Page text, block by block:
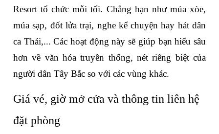
Resort tổ chức mỗi tối. Chẳng hạn như múa xòe,
múa sạp, đốt lửa trại, nghe kể chuyện hay hát dân
ca Thái,... Các hoạt động này sẽ giúp bạn hiểu sâu
hơn về văn hóa truyền thống, nét riêng biệt của
người dân Tây Bắc so với các vùng khác.
Giá vé, giờ mở cửa và thông tin liên hệ
đặt phòng